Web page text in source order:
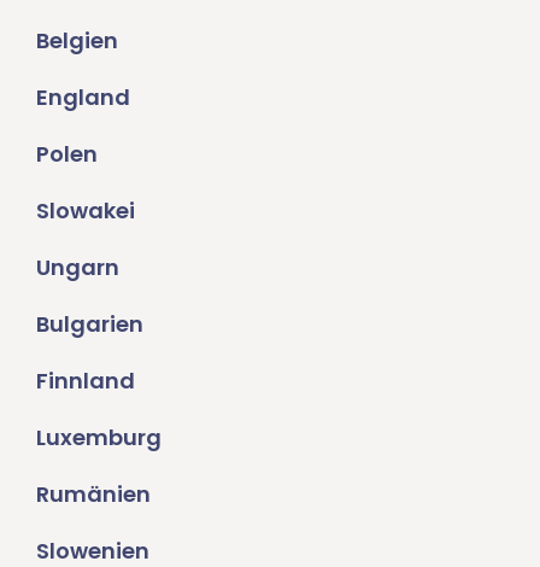
Belgien
England
Polen
Slowakei
Ungarn
Bulgarien
Finnland
Luxemburg
Rumänien
Slowenien